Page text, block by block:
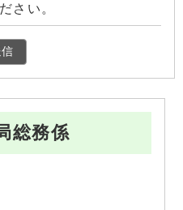
さい。
総務係